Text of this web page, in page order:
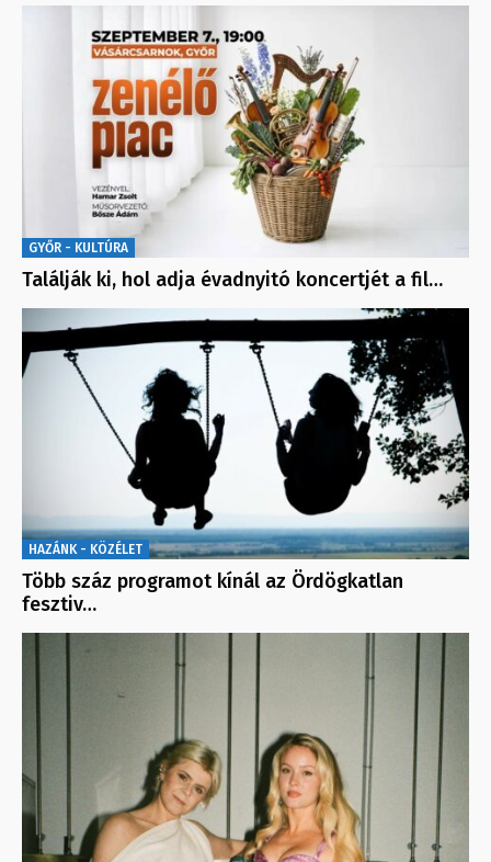
GYŐR - KULTÚRA
Találják ki, hol adja évadnyitó koncertjét a fil…
HAZÁNK - KÖZÉLET
Több száz programot kínál az Ördögkatlan
fesztiv…